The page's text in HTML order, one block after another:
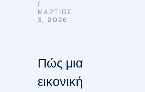
ΜΆΡΤΙΟΣ
3, 2026
Πώς μια
εικονική